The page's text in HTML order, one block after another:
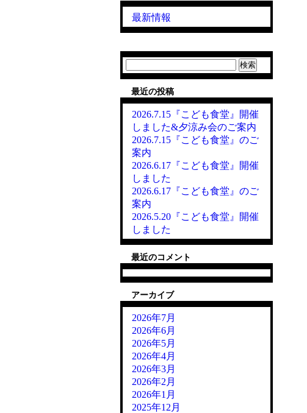
最新情報
索:
最近の投稿
2026.7.15『こども食堂』開催
しました&夕涼み会のご案内
2026.7.15『こども食堂』のご
案内
2026.6.17『こども食堂』開催
しました
2026.6.17『こども食堂』のご
案内
2026.5.20『こども食堂』開催
しました
最近のコメント
アーカイブ
2026年7月
2026年6月
2026年5月
2026年4月
2026年3月
2026年2月
2026年1月
2025年12月